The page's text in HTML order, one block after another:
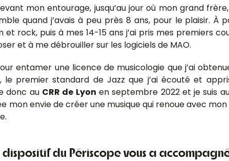
mon entourage, jusqu’au jour où mon grand
quand j’avais à peu près 8 ans, pour le plaisir. À
rock, puis à mes 14-15 ans j’ai pris mes premiers
et à me débrouiller sur les logiciels de MAO.
entamer une licence de musicologie que j’ai
premier standard de Jazz que j’ai écouté et
donc au CRR de Lyon en septembre 2022 et je suis
mon envie de créer une musique qui renoue avec
du Périscope vous a